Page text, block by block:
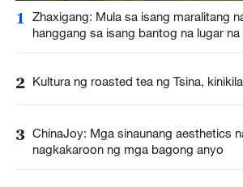
1
Zhaxigang: Mula sa isang maralitang
hanggang sa isang bantog na lugar
2 Kultura ng roasted tea ng Tsina,
3 ChinaJoy: Mga sinaunang aesthetics
nagkakaroon ng mga bagong anyo